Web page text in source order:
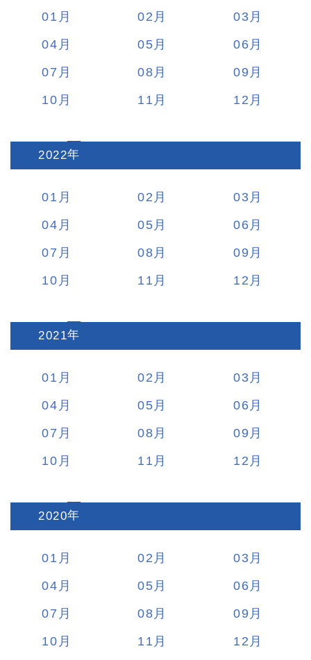
01 02
03
04
05
06
07
08
09
10
11 12
2022:
01 02
03
04
05
06
07
08
09
10
11 12
2021:
01 02
03
04
05
06
07
08
09
10
11 12
2020:
01 02
03
04
05
06
07
08
09
10
11 12